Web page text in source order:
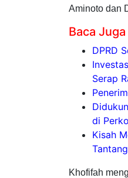
Aminoto dan
Baca Juga
DPRD
Serap
di
Kisah
Khofifah